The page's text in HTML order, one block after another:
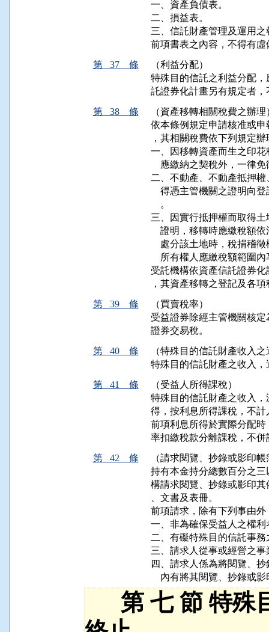
一、資產負債表。
二、損益表。
三、信託財產管理及運用之
前項書表之內容，不得有
第 37 條
（利益分配）
特殊目的信託之利益分配
託證券化計畫另有規定者，
第 38 條
（資產移轉相關稅費之辦理
依本條例規定申請核准或
，其相關稅費依下列規定辦
一、因移轉資產而生之印
應繳納之契稅外，一律
二、不動產、不動產抵押
得憑主管機關之證明向
    。
三、因實行抵押權而取得
證明，移轉時應繳稅額
處分該土地時，稅捐稽
所有權人應繳稅額範圍
受託機構依資產信託證券
，其資產移轉之登記及各
第 39 條
（買賣稅率）
受益證券除經主管機關核
證券交易稅。
第 40 條
（特殊目的信託財產收入
特殊目的信託財產之收入
第 41 條
（受益人所得課稅）
特殊目的信託財產之收入
得，按利息所得課稅，不
前項利息所得於實際分配
率扣繳稅款分離課稅，不
第 42 條
（請求閱覽、抄錄或影印
持有本金持分總數百分之
構請求閱覽、抄錄或影印
、文書及表冊。
前項請求，除有下列事由
一、非為確保受益人之權利
二、有礙特殊目的信託事
三、請求人從事或經營之
四、請求人係為將閱覽、
內有將其閱覽、抄錄或
第 七 節 特殊